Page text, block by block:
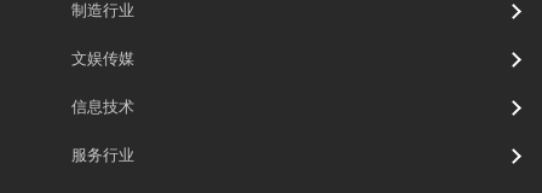
制造行业
文娱传媒
信息技术
服务行业